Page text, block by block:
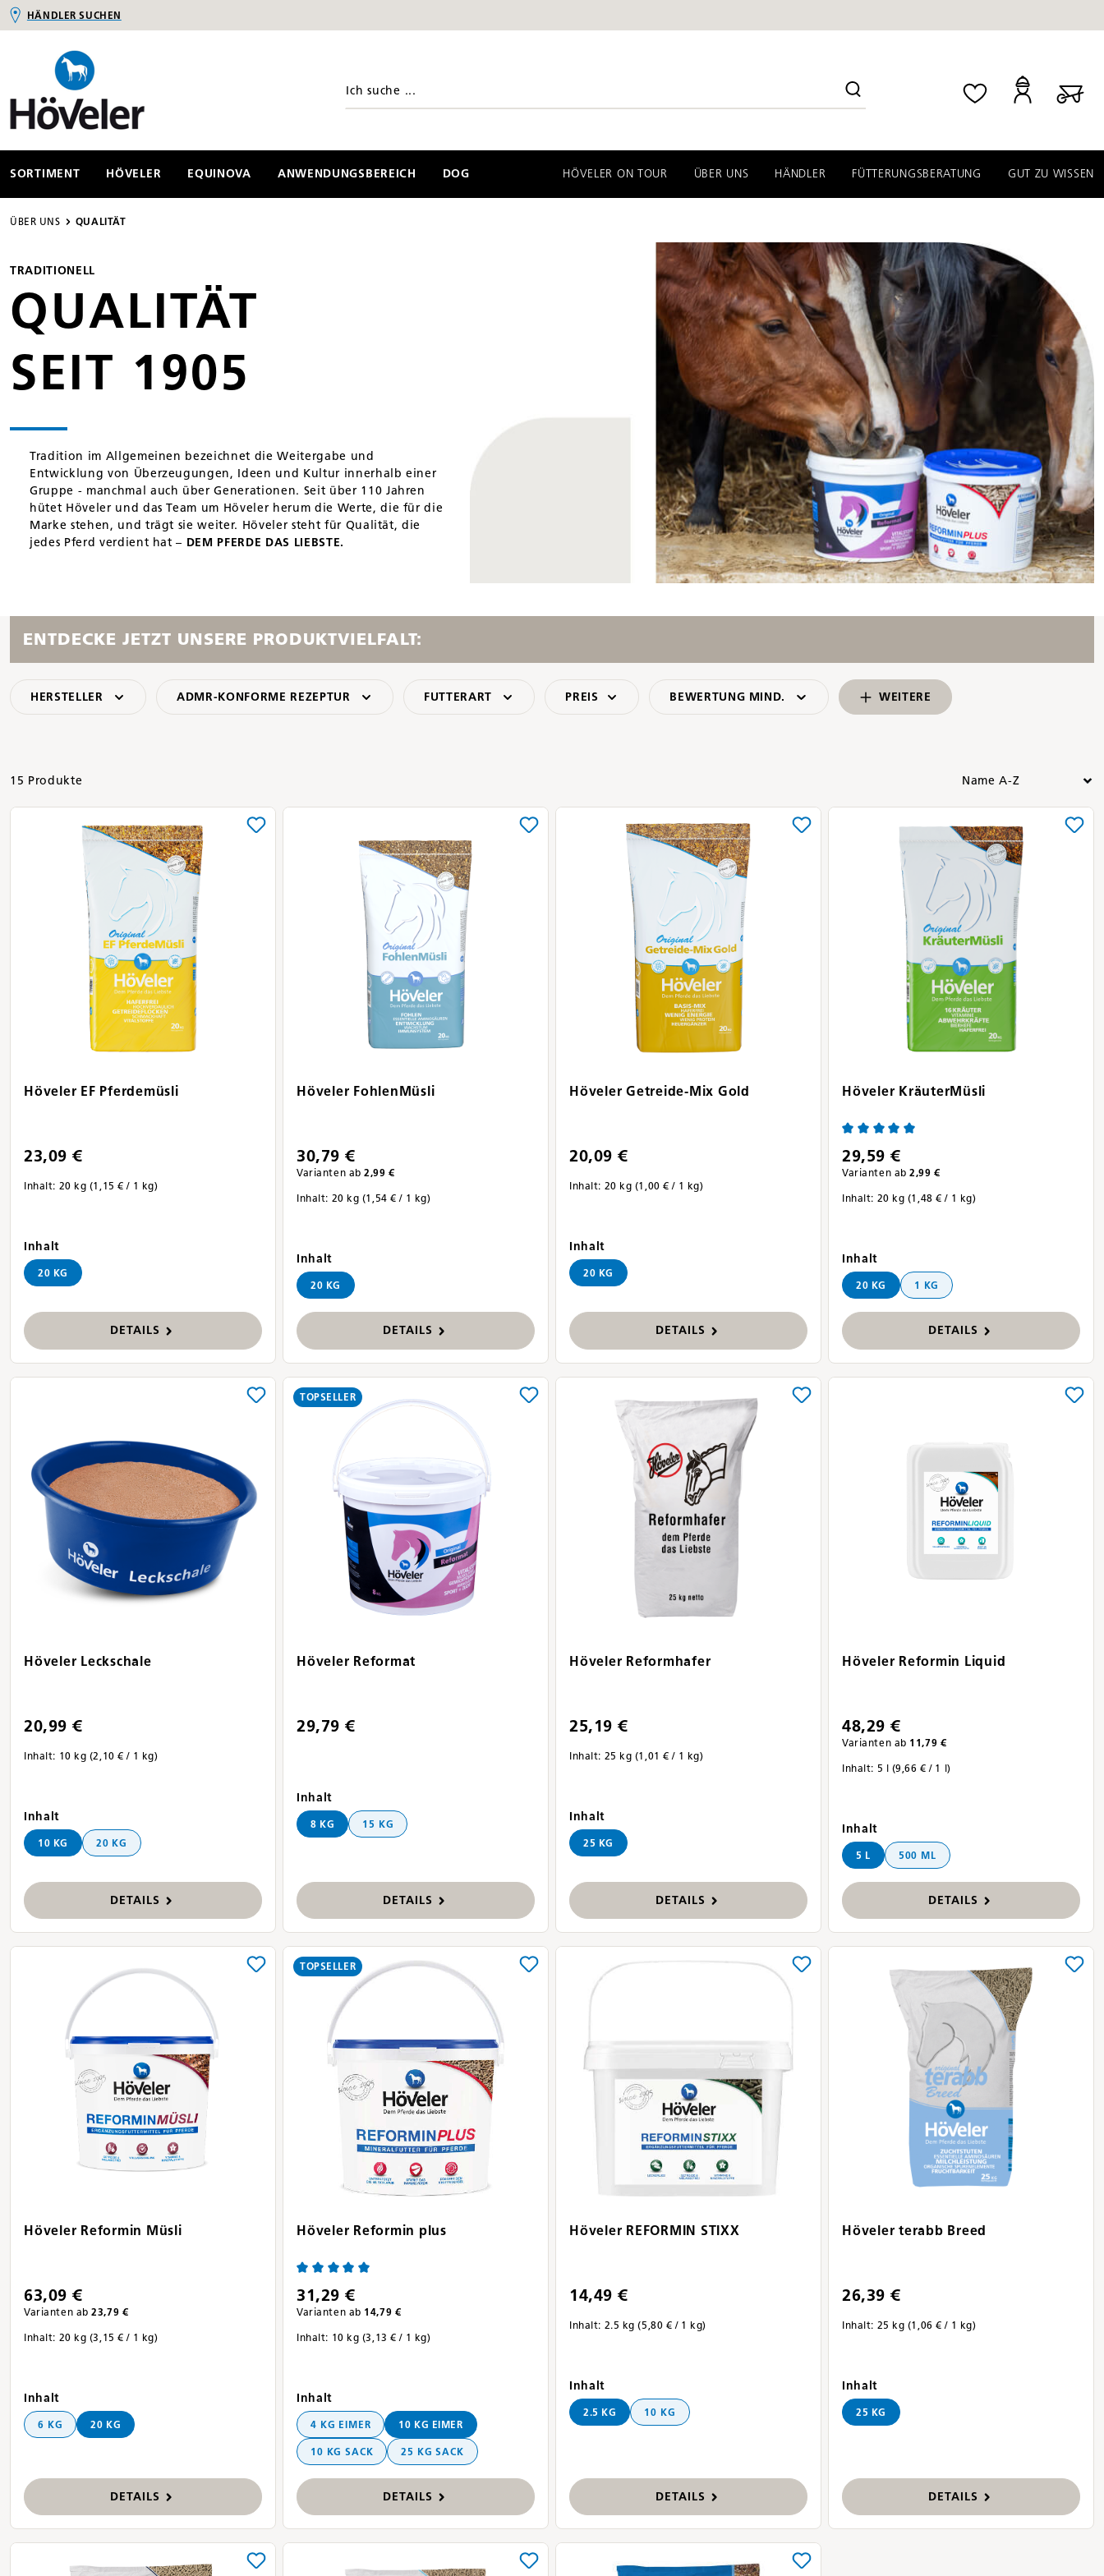
Zur Hauptnavigation springen
HÄNDLER SUCHEN
SORTIMENT HÖVELER EQUINOVA ANWENDUNGSBEREICH DOG HÖVELER ON TOUR ÜBER UNS HÄNDLER FÜTTERUNGSBERATUNG GUT ZU WISSEN
ÜBER UNS QUALITÄT
TRADITIONELL
QUALITÄT
SEIT 1905
Tradition im Allgemeinen bezeichnet die Weitergabe und
Entwicklung von Überzeugungen, Ideen und Kultur innerhalb einer
Gruppe - manchmal auch über Generationen. Seit über 110 Jahren
hütet Höveler und das Team um Höveler herum die Werte, die für die
Marke stehen, und trägt sie weiter. Höveler steht für Qualität, die
jedes Pferd verdient hat – DEM PFERDE DAS LIEBSTE.
ENTDECKE JETZT UNSERE PRODUKTVIELFALT:
HERSTELLER ADMR-KONFORME REZEPTUR FUTTERART PREIS BEWERTUNG MIND. WEITERE
15 Produkte
Höveler EF Pferdemüsli
23,09 €
Inhalt: 20 kg (1,15 € / 1 kg)
Inhaltauswählen
20 KG
DETAILS
Höveler FohlenMüsli
30,79 €
Varianten ab 2,99 €
Inhalt: 20 kg (1,54 € / 1 kg)
Inhaltauswählen
20 KG
DETAILS
Höveler Getreide-Mix Gold
20,09 €
Inhalt: 20 kg (1,00 € / 1 kg)
Inhaltauswählen
20 KG
DETAILS
Höveler KräuterMüsli
Durchschnittliche Bewertung von 5 von 5
29,59 €
Varianten ab 2,99 €
Inhalt: 20 kg (1,48 € / 1 kg)
Inhaltauswählen
20 KG 1 KG
DETAILS
Höveler Leckschale
20,99 €
Inhalt: 10 kg (2,10 € / 1 kg)
Inhaltauswählen
10 KG 20 KG
DETAILS
TOPSELLER
Höveler Reformat
29,79 €
Inhaltauswählen
8 KG 15 KG
DETAILS
Höveler Reformhafer
25,19 €
Inhalt: 25 kg (1,01 € / 1 kg)
Inhaltauswählen
25 KG
DETAILS
Höveler Reformin Liquid
48,29 €
Varianten ab 11,79 €
Inhalt: 5 l (9,66 € / 1 l)
Inhaltauswählen
5 L 500 ML
DETAILS
Höveler Reformin Müsli
63,09 €
Varianten ab 23,79 €
Inhalt: 20 kg (3,15 € / 1 kg)
Inhaltauswählen
6 KG 20 KG
DETAILS
TOPSELLER
Höveler Reformin plus
Durchschnittliche Bewertung von 5 von 5 Sternen
31,29 €
Varianten ab 14,79 €
Inhalt: 10 kg (3,13 € / 1 kg)
Inhaltauswählen
4 KG EIMER 10 KG EIMER
10 KG SACK 25 KG SACK
DETAILS
Höveler REFORMIN STIXX
14,49 €
Inhalt: 2.5 kg(5,80 € / 1 kg)
Inhaltauswählen
2.5 KG 10 KG
DETAILS
Höveler terabb Breed
26,39 €
Inhalt: 25 kg (1,06 € / 1 kg)
Inhaltauswählen
25 KG
DETAILS